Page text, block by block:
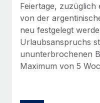
Feiertage, zuzüglich
von der
neu festgelegt
Urlaubsanspruchs
ununterbrochenen
Maximum von 5